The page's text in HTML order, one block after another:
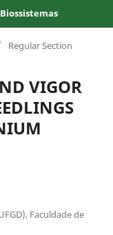
Regular Section
VIGOR
Faculdade de